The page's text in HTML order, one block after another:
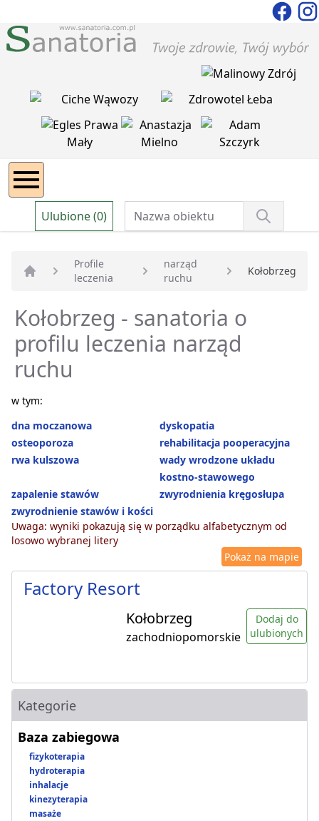
Ulubione (0)
Strona główna
Profile
leczenia
narząd
ruchu
Kołobrzeg
Kołobrzeg - sanatoria o
profilu leczenia narząd
ruchu
w tym:
dna moczanowa
dyskopatia
osteoporoza
rehabilitacja pooperacyjna
rwa kulszowa
wady wrodzone układu
kostno-stawowego
zapalenie stawów
zwyrodnienia kręgosłupa
zwyrodnienie stawów i kości
Uwaga: wyniki pokazują się w porządku alfabetycznym od
losowo wybranej litery
Pokaż na mapie
Factory Resort
Kołobrzeg
zachodniopomorskie
Dodaj do
ulubionych
Kategorie
Baza zabiegowa
fizykoterapia
hydroterapia
inhalacje
kinezyterapia
masaże